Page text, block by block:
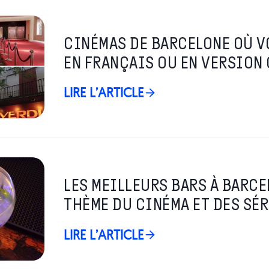
CINÉMAS DE BARCELONE OÙ
EN FRANÇAIS OU EN
LIRE L’ARTICLE
LES MEILLEURS BARS À
THÈME DU CINÉMA ET DES
LIRE L’ARTICLE